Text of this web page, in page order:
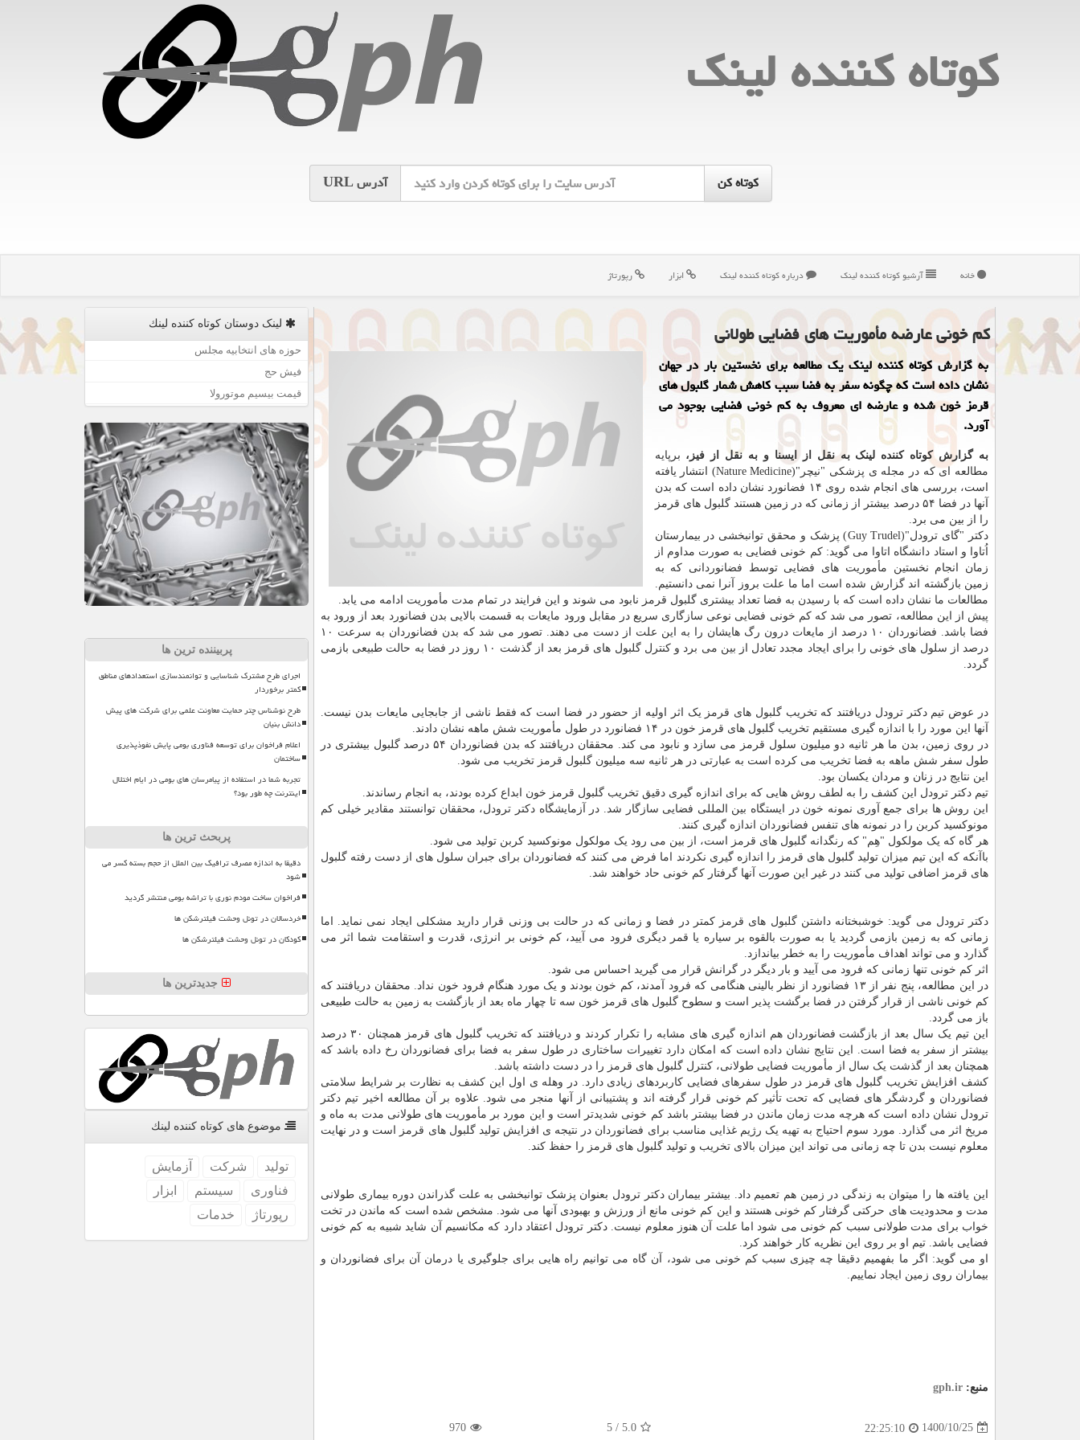
كوتاه كننده لینك
آدرسURL
خانه آرشیو كوتاه كننده لینك درباره كوتاه كننده لینك ابزار رپورتاژ
کم خونی عارضه مأموریت های فضایی طولانی
به گزارش کوتاه کننده لینک یک مطالعه برای نخستین بار در جهان
نشان داده است که چگونه سفر به فضا سبب کاهش شمار گلبول های
قرمز خون شده و عارضه ای معروف به کم خونی فضایی بوجود می
آورد.
به گزارش کوتاه کننده لینک به نقل از ایسنا و به نقل از فیز، برپایه
مطالعه ای که در مجله ی پزشکی "نیچر"(Nature Medicine) انتشار یافته
است، بررسی های انجام شده روی ۱۴ فضانورد نشان داده است که بدن
آنها در فضا ۵۴ درصد بیشتر از زمانی که در زمین هستند گلبول های قرمز
را از بین می برد.
دکتر "گای ترودل"(Guy Trudel) پزشک و محقق توانبخشی در بیمارستان
اُتاوا و استاد دانشگاه اتاوا می گوید: کم خونی فضایی به صورت مداوم از
زمان انجام نخستین مأموریت های فضایی توسط فضانوردانی که به
زمین بازگشته اند گزارش شده است اما ما علت بروز آنرا نمی دانستیم.
مطالعات ما نشان داده است که با رسیدن به فضا تعداد بیشتری گلبول قرمز نابود می شوند و این فرایند در تمام مدت مأموریت ادامه می یابد.
پیش از این مطالعه، تصور می شد که کم خونی فضایی نوعی سازگاری سریع در مقابل ورود مایعات به قسمت بالایی بدن فضانورد بعد از ورود به
فضا باشد. فضانوردان ۱۰ درصد از مایعات درون رگ هایشان را به این علت از دست می دهند. تصور می شد که بدن فضانوردان به سرعت ۱۰
درصد از سلول های خونی را برای ایجاد مجدد تعادل از بین می برد و کنترل گلبول های قرمز بعد از گذشت ۱۰ روز در فضا به حالت طبیعی بازمی
گردد.
در عوض تیم دکتر ترودل دریافتند که تخریب گلبول های قرمز یک اثر اولیه از حضور در فضا است که فقط ناشی از جابجایی مایعات بدن نیست.
آنها این مورد را با اندازه گیری مستقیم تخریب گلبول های قرمز خون در ۱۴ فضانورد در طول مأموریت شش ماهه نشان دادند.
در روی زمین، بدن ما هر ثانیه دو میلیون سلول قرمز می سازد و نابود می کند. محققان دریافتند که بدن فضانوردان ۵۴ درصد گلبول بیشتری در
طول سفر شش ماهه به فضا تخریب می کرده است به عبارتی در هر ثانیه سه میلیون گلبول قرمز تخریب می شود.
این نتایج در زنان و مردان یکسان بود.
تیم دکتر ترودل این کشف را به لطف روش هایی که برای اندازه گیری دقیق تخریب گلبول قرمز خون ابداع کرده بودند، به انجام رساندند.
این روش ها برای جمع آوری نمونه خون در ایستگاه بین المللی فضایی سازگار شد. در آزمایشگاه دکتر ترودل، محققان توانستند مقادیر خیلی کم
مونوکسید کربن را در نمونه های تنفس فضانوردان اندازه گیری کنند.
هر گاه که یک مولکول "هِم" که رنگدانه گلبول های قرمز است، از بین می رود یک مولکول مونوکسید کربن تولید می شود.
باآنکه که این تیم میزان تولید گلبول های قرمز را اندازه گیری نکردند اما فرض می کنند که فضانوردان برای جبران سلول های از دست رفته گلبول
های قرمز اضافی تولید می کنند در غیر این صورت آنها گرفتار کم خونی حاد خواهند شد.
دکتر ترودل می گوید: خوشبختانه داشتن گلبول های قرمز کمتر در فضا و زمانی که در حالت بی وزنی قرار دارید مشکلی ایجاد نمی نماید. اما
زمانی که به زمین بازمی گردید یا به صورت بالقوه بر سیاره یا قمر دیگری فرود می آیید، کم خونی بر انرژی، قدرت و استقامت شما اثر می
گذارد و می تواند اهداف مأموریت را به خطر بیاندازد.
اثر کم خونی تنها زمانی که فرود می آیید و بار دیگر در گرانش قرار می گیرید احساس می شود.
در این مطالعه، پنج نفر از ۱۳ فضانورد از نظر بالینی هنگامی که فرود آمدند، کم خون بودند و یک مورد هنگام فرود خون نداد. محققان دریافتند که
کم خونی ناشی از قرار گرفتن در فضا برگشت پذیر است و سطوح گلبول های قرمز خون سه تا چهار ماه بعد از بازگشت به زمین به حالت طبیعی
باز می گردد.
این تیم یک سال بعد از بازگشت فضانوردان هم اندازه گیری های مشابه را تکرار کردند و دریافتند که تخریب گلبول های قرمز همچنان ۳۰ درصد
بیشتر از سفر به فضا است. این نتایج نشان داده است که امکان دارد تغییرات ساختاری در طول سفر به فضا برای فضانوردان رخ داده باشد که
همچنان بعد از گذشت یک سال از مأموریت فضایی طولانی، کنترل گلبول های قرمز را در دست داشته باشد.
کشف افزایش تخریب گلبول های قرمز در طول سفرهای فضایی کاربردهای زیادی دارد. در وهله ی اول این کشف به نظارت بر شرایط سلامتی
فضانوردان و گردشگر های فضایی که تحت تأثیر کم خونی قرار گرفته اند و پشتیبانی از آنها منجر می شود. علاوه بر آن مطالعه اخیر تیم دکتر
ترودل نشان داده است که هرچه مدت زمان ماندن در فضا بیشتر باشد کم خونی شدیدتر است و این مورد بر مأموریت های طولانی مدت به ماه و
مریخ اثر می گذارد. مورد سوم احتیاج به تهیه یک رژیم غذایی مناسب برای فضانوردان در نتیجه ی افزایش تولید گلبول های قرمز است و در نهایت
معلوم نیست بدن تا چه زمانی می تواند این میزان بالای تخریب و تولید گلبول های قرمز را حفظ کند.
این یافته ها را میتوان به زندگی در زمین هم تعمیم داد. بیشتر بیماران دکتر ترودل بعنوان پزشک توانبخشی به علت گذراندن دوره بیماری طولانی
مدت و محدودیت های حرکتی گرفتار کم خونی هستند و این کم خونی مانع از ورزش و بهبودی آنها می شود. مشخص شده است که ماندن در تخت
خواب برای مدت طولانی سبب کم خونی می شود اما علت آن هنوز معلوم نیست. دکتر ترودل اعتقاد دارد که مکانسیم آن شاید شبیه به کم خونی
فضایی باشد. تیم او بر روی این نظریه کار خواهند کرد.
او می گوید: اگر ما بفهمیم دقیقا چه چیزی سبب کم خونی می شود، آن گاه می توانیم راه هایی برای جلوگیری یا درمان آن برای فضانوردان و
بیماران روی زمین ایجاد نماییم.
منبع: gph.ir
1400/10/25
22:25:10
5.0
/
5
970
لینک دوستان كوتاه كننده لینك
حوزه های انتخابیه مجلس
فیش حج
قیمت بیسیم موتورولا
پربیننده ترین ها
اجرای طرح مشترک شناسایی و توانمندسازی استعدادهای مناطق
کمتر برخوردار
طرح نوشناس چتر حمایت معاونت علمی برای شرکت های پیش
دانش بنیان
اعلام فراخوان برای توسعه فناوری بومی پایش نفوذپذیری
ساختمان
تجربه شما در استفاده از پیامرسان های بومی در ایام اختلال
اینترنت چه طور بود؟
پربحث ترین ها
دقیقا به اندازه مصرف ترافیک بین الملل از حجم بسته کسر می
شود
فراخوان ساخت مودم نوری با تراشه بومی منتشر گردید
خردسالان در تونل وحشت فیلترشکن ها
کودکان در تونل وحشت فیلترشکن ها
جدیدترین ها
موضوع های كوتاه كننده لینك
تولید شركت
آزمایش
فناوری
سیستم
ابزار
رپورتاژ
خدمات